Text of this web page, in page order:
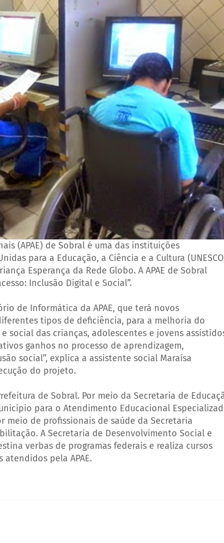
(APAE) de Sobral é uma das instituições
para a Educação, a Ciência e a Cultura
Esperança da Rede Globo. A APAE de Sobral
Inclusão Digital e Social”.
de Informática da APAE, que terá novos
tipos de deficiência, para a melhoria do
social das crianças, adolescentes e jovens
ganhos no processo de aprendizagem,
social”, explica a assistente social Maraísa
do projeto.
de Sobral. Por meio da Secretaria de
para o Atendimento Educacional
meio de profissionais de saúde da Secretaria
A Secretaria de Desenvolvimento Social e
verbas de programas federais e realiza cursos
atendidos pela APAE.